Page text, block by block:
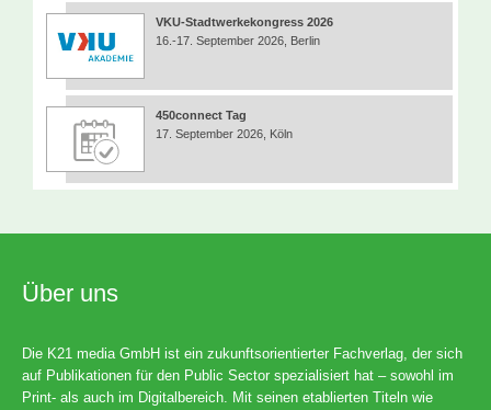
VKU-Stadtwerkekongress 2026
16.-17. September 2026, Berlin
450connect Tag
17. September 2026, Köln
Über uns
Die K21 media GmbH ist ein zukunftsorientierter Fachverlag, der sich
auf Publikationen für den Public Sector spezialisiert hat – sowohl im
Print- als auch im Digitalbereich. Mit seinen etablierten Titeln wie